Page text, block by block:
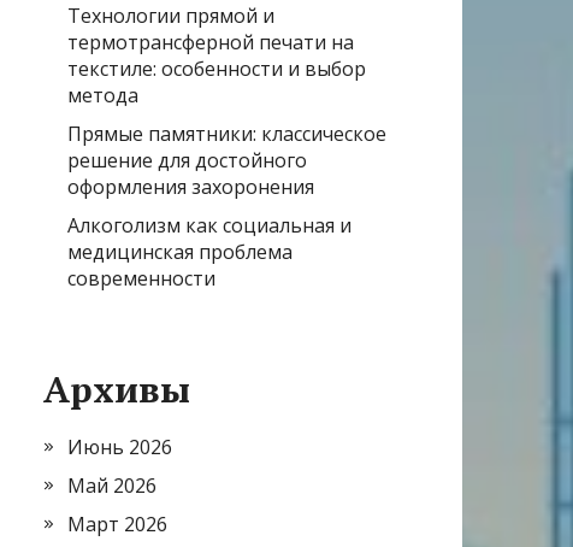
Технологии прямой и
термотрансферной печати на
текстиле: особенности и выбор
метода
Прямые памятники: классическое
решение для достойного
оформления захоронения
Алкоголизм как социальная и
медицинская проблема
современности
Архивы
Июнь 2026
Май 2026
Март 2026